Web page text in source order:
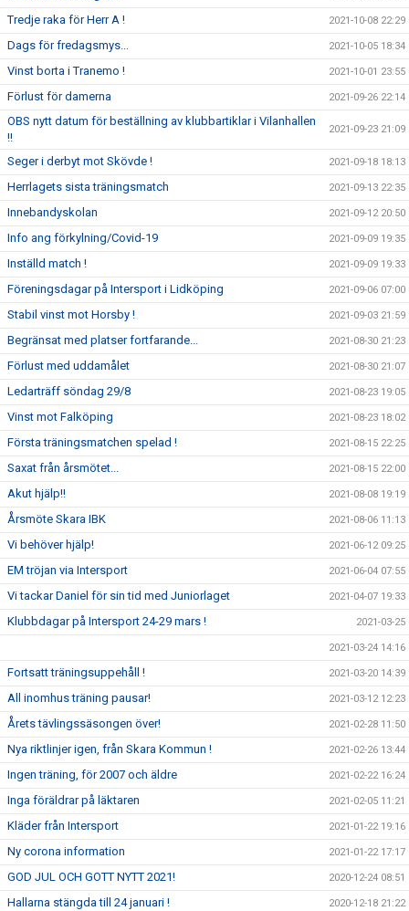
Tredje raka för Herr A ! 2021-10-08 22:29
Dags för fredagsmys... 2021-10-05 18:34
Vinst borta i Tranemo ! 2021-10-01 23:55
Förlust för damerna 2021-09-26 22:14
OBS nytt datum för beställning av klubbartiklar i Vilanhallen
!!
2021-09-23 21:09
Seger i derbyt mot Skövde ! 2021-09-18 18:13
Herrlagets sista träningsmatch 2021-09-13 22:35
Innebandyskolan 2021-09-12 20:50
Info ang förkylning/Covid-19 2021-09-09 19:35
Inställd match ! 2021-09-09 19:33
Föreningsdagar på Intersport i Lidköping 2021-09-06 07:00
Stabil vinst mot Horsby ! 2021-09-03 21:59
Begränsat med platser fortfarande... 2021-08-30 21:23
Förlust med uddamålet 2021-08-30 21:07
Ledarträff söndag 29/8 2021-08-23 19:05
Vinst mot Falköping 2021-08-23 18:02
Första träningsmatchen spelad ! 2021-08-15 22:25
Saxat från årsmötet... 2021-08-15 22:00
Akut hjälp!! 2021-08-08 19:19
Årsmöte Skara IBK 2021-08-06 11:13
Vi behöver hjälp! 2021-06-12 09:25
EM tröjan via Intersport 2021-06-04 07:55
Vi tackar Daniel för sin tid med Juniorlaget 2021-04-07 19:33
Klubbdagar på Intersport 24-29 mars ! 2021-03-25
2021-03-24 14:16
Fortsatt träningsuppehåll ! 2021-03-20 14:39
All inomhus träning pausar! 2021-03-12 12:23
Årets tävlingssäsongen över! 2021-02-28 11:50
Nya riktlinjer igen, från Skara Kommun ! 2021-02-26 13:44
Ingen träning, för 2007 och äldre 2021-02-22 16:24
Inga föräldrar på läktaren 2021-02-05 11:21
Kläder från Intersport 2021-01-22 19:16
Ny corona information 2021-01-22 17:17
GOD JUL OCH GOTT NYTT 2021! 2020-12-24 08:51
Hallarna stängda till 24 januari ! 2020-12-18 21:22